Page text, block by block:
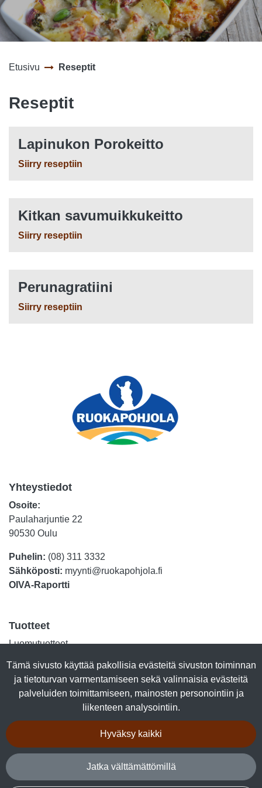
Tämä sivusto käyttää pakollisia evästeitä sivuston toiminnan
ja tietoturvan varmentamiseen sekä valinnaisia evästeitä
palveluiden toimittamiseen, mainosten personointiin ja
liikenteen analysointiin.
Hyväksy kaikki
Jatka välttämättömillä
Etusivu Reseptit
Reseptit
Lapinukon Porokeitto
Siirry reseptiin
Kitkan savumuikkukeitto
Siirry reseptiin
Perunagratiini
Siirry reseptiin
Yhteystiedot
Osoite:
Paulaharjuntie 22
90530 Oulu
Puhelin: (08) 311 3332
Sähköposti: myynti@ruokapohjola.fi
OIVA-Raportti
Tuotteet
Luomutuotteet
Kalasäilykkeet
Marjajalosteet
Talkkuna & Hunaja
Kuivalihat
Tuotepaketit
Seuraa sosiaalisessa mediassa